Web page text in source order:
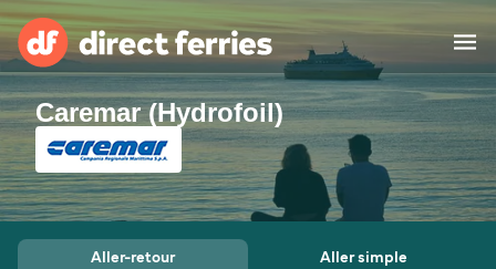
Compagnies de ferry
Pays
Billet de bateau
Caremar (Hydrofoil)
Aller-retour Aller simple